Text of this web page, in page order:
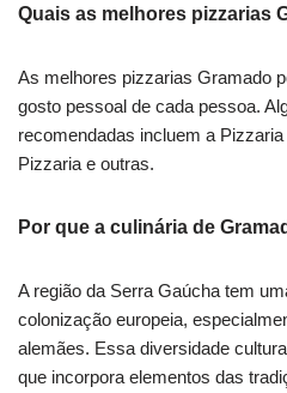
Quais as melhores pizzarias
As melhores pizzarias Gramado
gosto pessoal de cada pessoa.
recomendadas incluem a
Pizzaria e outras.
Por que a culinária de
A região da Serra Gaúcha tem
colonização europeia,
alemães. Essa diversidade
que incorpora elementos das